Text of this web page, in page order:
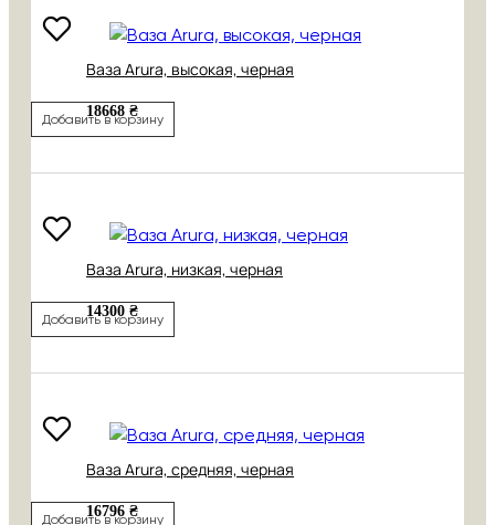
Ваза Arura, высокая, черная
18668 ₴
Добавить в корзину
Ваза Arura, низкая, черная
14300 ₴
Добавить в корзину
Ваза Arura, средняя, черная
16796 ₴
Добавить в корзину